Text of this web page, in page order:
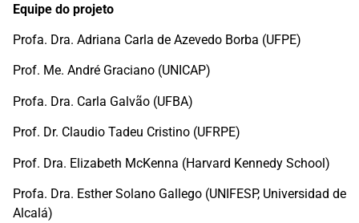
Equipe do projeto
Profa. Dra. Adriana Carla de Azevedo Borba (UFPE)
Prof. Me. André Graciano (UNICAP)
Profa. Dra. Carla Galvão (UFBA)
Prof. Dr. Claudio Tadeu Cristino (UFRPE)
Prof. Dra. Elizabeth McKenna (Harvard Kennedy School)
Profa. Dra. Esther Solano Gallego (UNIFESP, Universidad de
Alcalá)